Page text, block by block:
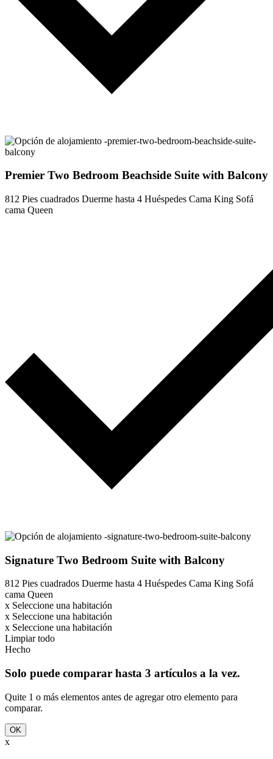
Premier Two Bedroom Beachside Suite with Balcony
812 Pies cuadrados Duerme hasta 4 Huéspedes Cama King Sofá
cama Queen
Signature Two Bedroom Suite with Balcony
812 Pies cuadrados Duerme hasta 4 Huéspedes Cama King Sofá
cama Queen
x Seleccione una habitación
x Seleccione una habitación
x Seleccione una habitación
Limpiar todo
Hecho
Solo puede comparar hasta 3 artículos a la vez.
Quite 1 o más elementos antes de agregar otro elemento para
comparar.
OK
x